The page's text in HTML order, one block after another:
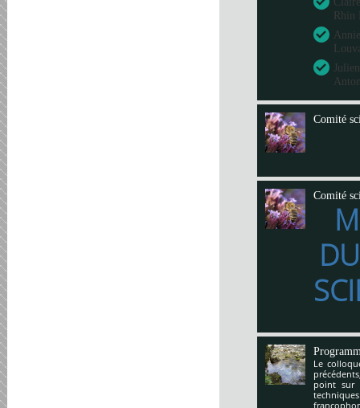
Rhin
Comité
Comité
Le
point sur